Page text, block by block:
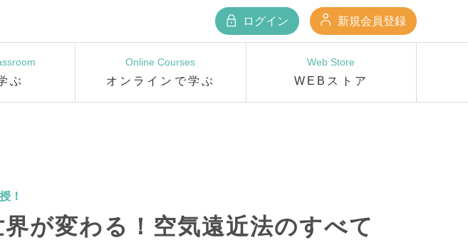
ログイン 新規会員登録
ぶ
Online Courses
オンラインで学ぶ
Web Store
WEBストア
！
が変わる！空気遠近法のすべて